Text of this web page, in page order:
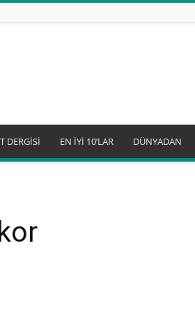
DERGİSİ EN İYİ 10’LAR DÜNYADAN